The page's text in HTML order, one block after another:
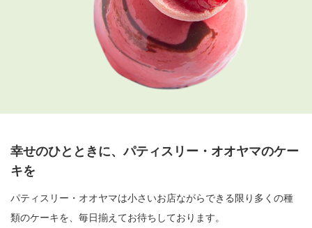
幸せのひとときに、パティスリー・オオヤマのケー
キを
パティスリー・オオヤマは小さいお店ながらできる限り多くの種
類のケーキを、毎日揃えてお待ちしております。